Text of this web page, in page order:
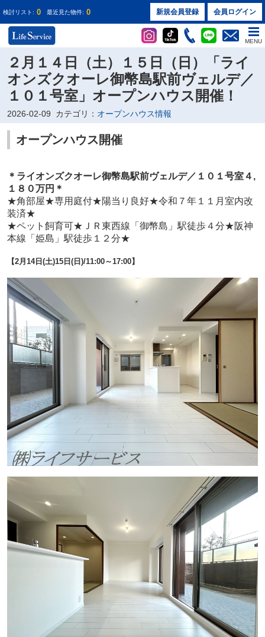
検討リスト: 0 最近見た物件: 0 新規会員登録 会員ログイン
MENU
２月１４日（土）１５日（日）「ライ
オンズクオーレ御幣島駅前ヴェルデ／
１０１号室」オープンハウス開催！
2026-02-09 カテゴリ： オープンハウス情報
オープンハウス開催
＊ライオンズクオーレ御幣島駅前ヴェルデ／１０１号室４ ,
１８０万円 ＊
★角部屋★専用庭付★陽当り良好★令和７年１１月室内改
装済★
★ペット飼育可★ＪＲ東西線「御幣島」駅徒歩４分★阪神
本線「姫島」駅徒歩１２分★
【2月14日(土)15日(日)/11:00～17:00】